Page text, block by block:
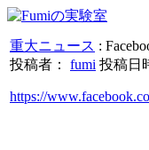
重大ニュース :
投稿者： fumi 投稿日
https://